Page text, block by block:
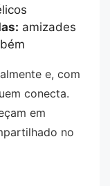
amizades
e, com
conecta.
em
no